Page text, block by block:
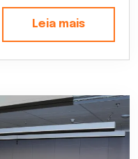
Leia mais